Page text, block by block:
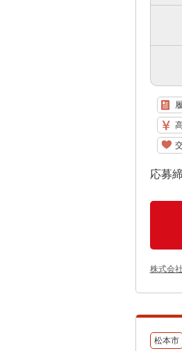
応募
株式会
松本市